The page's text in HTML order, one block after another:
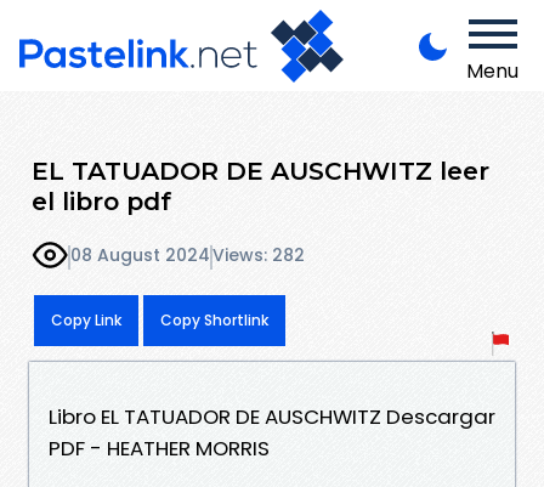
Menu
EL TATUADOR DE AUSCHWITZ leer
el libro pdf
08 August 2024Views: 282
Copy Link Copy Shortlink
Libro EL TATUADOR DE AUSCHWITZ Descargar
PDF - HEATHER MORRIS